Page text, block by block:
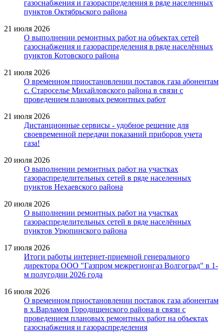
газоснабжения и газораспределения в ряде населенных
пунктов Октябрьского района
21 июля 2026
О выполнении ремонтных работ на объектах сетей
газоснабжения и газораспределения в ряде населённых
пунктов Котовского района
21 июля 2026
О временном приостановлении поставок газа абонентам
с. Староселье Михайловского района в связи с
проведением плановых ремонтных работ
21 июля 2026
Дистанционные сервисы - удобное решение для
своевременной передачи показаний приборов учета
газа!
20 июля 2026
О выполнении ремонтных работ на участках
газораспределительных сетей в ряде населенных
пунктов Нехаевского района
20 июля 2026
О выполнении ремонтных работ на участках
газораспределительных сетей в ряде населённых
пунктов Урюпинского района
17 июля 2026
Итоги работы интернет-приемной генерального
директора ООО "Газпром межрегионгаз Волгоград" в 1-
м полугодии 2026 года
16 июля 2026
О временном приостановлении поставок газа абонентам
в х.Варламов Городищенского района в связи с
проведением плановых ремонтных работ на объектах
газоснабжения и газораспределения